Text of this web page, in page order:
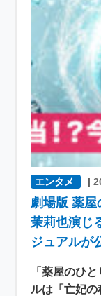
エンタメ |
劇場版 薬
茉莉也演じ
ジュアルが
「薬屋のひ
ルは「亡妃の